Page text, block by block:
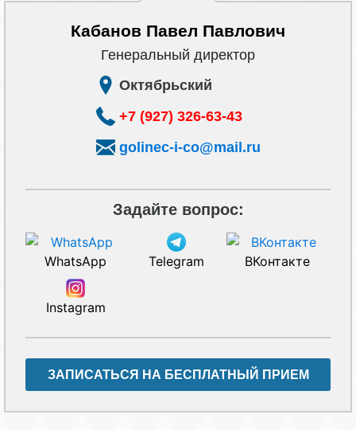
Кабанов Павел Павлович
Генеральный директор
Октябрьский
+7 (927) 326-63-43
golinec-i-co@mail.ru
Задайте вопрос:
WhatsApp Telegram ВКонтакте
Instagram
ЗАПИСАТЬСЯ НА БЕСПЛАТНЫЙ ПРИЕМ